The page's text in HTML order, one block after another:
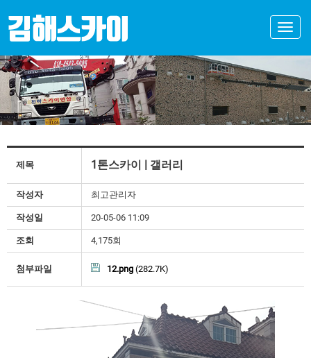
Toggle
제목 1톤스카이 | 갤러리
작성자 최고관리자
작성일 20-05-06 11:09
조회 4,175회
첨부파일 12.png (282.7K)